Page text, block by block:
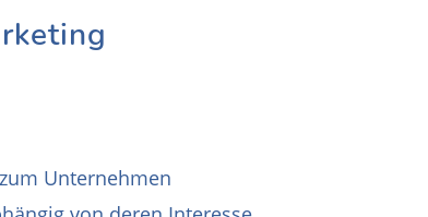
Unternehmen